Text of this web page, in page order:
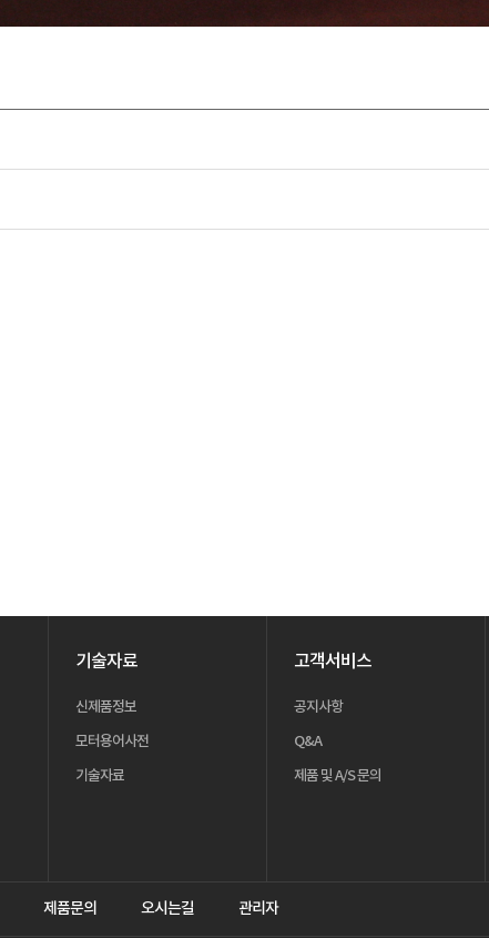
기술자료
신제품정보
모터용어사전
기술자료
고객서비스
공지사항
Q&A
제품 및 A/S 문의
제품문의 오시는길 관리자